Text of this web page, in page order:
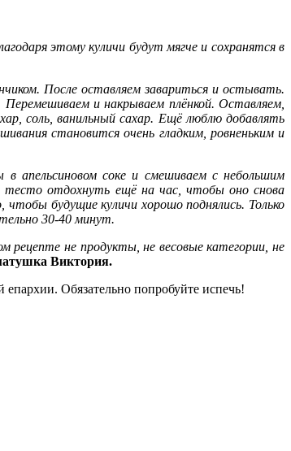
этому куличи будут мягче и сохранятся в
После оставляем завариться и остывать.
и накрываем плёнкой. Оставляем,
соль, ванильный сахар. Ещё люблю добавлять
становится очень гладким, ровненьким и
апельсиновом соке и смешиваем с небольшим
тесто отдохнуть ещё на час, чтобы оно снова
будущие куличи хорошо поднялись. Только
30-40 минут.
не продукты, не весовые категории, не
Виктория.
Обязательно попробуйте испечь!